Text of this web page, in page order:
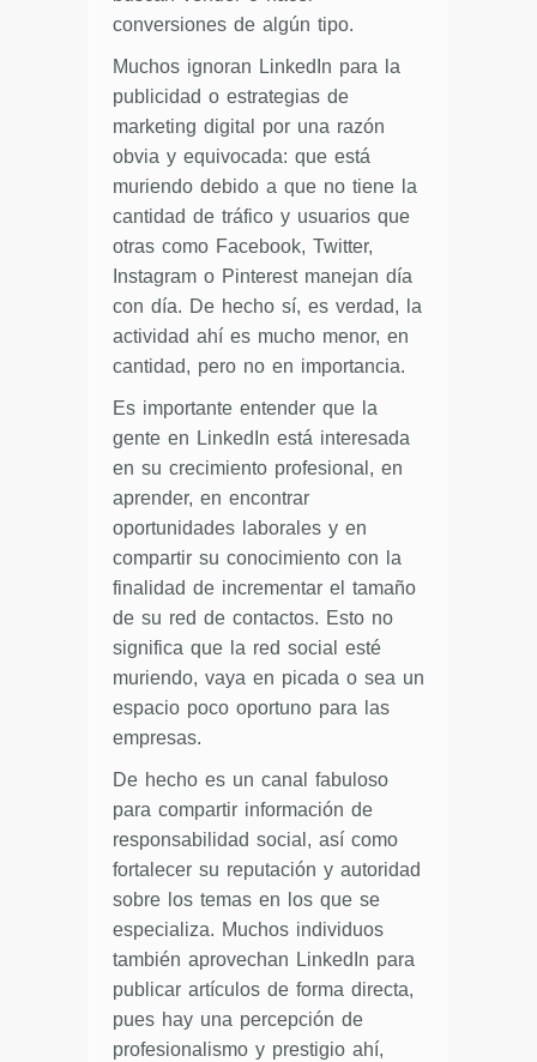
conversiones de algún tipo.
Muchos ignoran LinkedIn para la
publicidad o estrategias de
marketing digital por una razón
obvia y equivocada: que está
muriendo debido a que no tiene la
cantidad de tráfico y usuarios que
otras como Facebook, Twitter,
Instagram o Pinterest manejan día
con día. De hecho sí, es verdad, la
actividad ahí es mucho menor, en
cantidad, pero no en importancia.
Es importante entender que la
gente en LinkedIn está interesada
en su crecimiento profesional, en
aprender, en encontrar
oportunidades laborales y en
compartir su conocimiento con la
finalidad de incrementar el tamaño
de su red de contactos. Esto no
significa que la red social esté
muriendo, vaya en picada o sea un
espacio poco oportuno para las
empresas.
De hecho es un canal fabuloso
para compartir información de
responsabilidad social, así como
fortalecer su reputación y autoridad
sobre los temas en los que se
especializa. Muchos individuos
también aprovechan LinkedIn para
publicar artículos de forma directa,
pues hay una percepción de
profesionalismo y prestigio ahí,